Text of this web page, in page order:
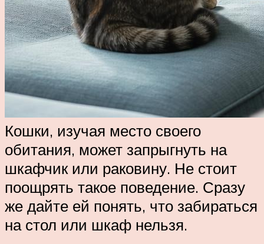
Кошки, изучая место своего
обитания, может запрыгнуть на
шкафчик или раковину. Не стоит
поощрять такое поведение. Сразу
же дайте ей понять, что забираться
на стол или шкаф нельзя.